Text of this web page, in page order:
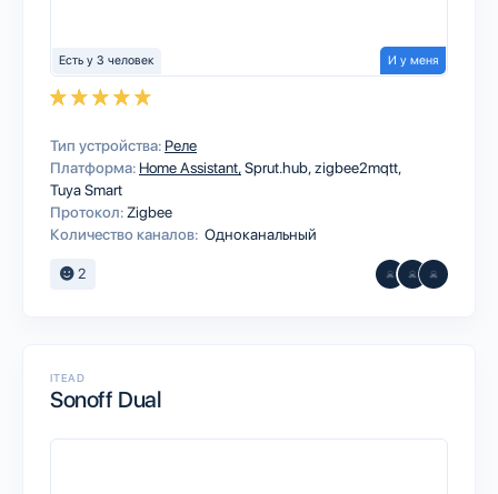
Есть у 3 человек И у меня
Тип устройства: Реле
Платформа: Home AssistantSprut.hubzigbee2mqtt
Tuya Smart
Протокол: Zigbee
Количество каналов: Одноканальный
2
ITEAD
Sonoff Dual